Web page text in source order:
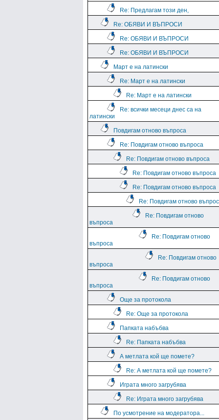
Re: Предлагам този ден,
Re: ОБЯВИ И ВЪПРОСИ
Re: ОБЯВИ И ВЪПРОСИ
Re: ОБЯВИ И ВЪПРОСИ
Март е на латински
Re: Март е на латински
Re: Март е на латински
Re: всички месеци днес са на
латински
Повдигам отново въпроса
Re: Повдигам отново въпроса
Re: Повдигам отново въпроса
Re: Повдигам отново въпроса
Re: Повдигам отново въпроса
Re: Повдигам отново
Re: Повдигам отново
въпроса
Re: Повдигам отново
въпроса
Re: Повдигам отново
въпроса
Re: Повдигам отново
въпроса
Още за протокола
Re: Още за протокола
Папката набъбва
Re: Папката набъбва
А метлата кой ще помете?
Re: А метлата кой ще помете?
Играта много загрубява
Re: Играта много загрубява
По усмотрение на модератора...